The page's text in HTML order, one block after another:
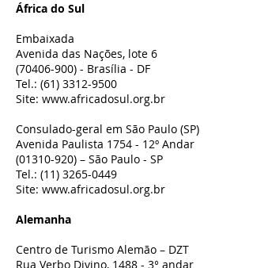
África do Sul
Embaixada
Avenida das Nações, lote 6
(70406-900) - Brasília - DF
Tel.: (61) 3312-9500
Site: www.africadosul.org.br
Consulado-geral em São Paulo (SP)
Avenida Paulista 1754 - 12º Andar
(01310-920) – São Paulo - SP
Tel.: (11) 3265-0449
Site: www.africadosul.org.br
Alemanha
Centro de Turismo Alemão – DZT
Rua Verbo Divino, 1488 - 3° andar